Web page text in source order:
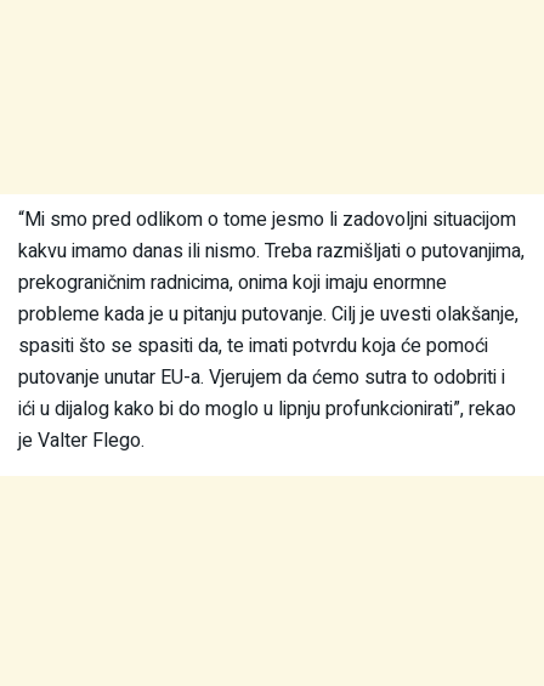
“Mi smo pred odlikom o tome jesmo li zadovoljni situacijom
kakvu imamo danas ili nismo. Treba razmišljati o putovanjima,
prekograničnim radnicima, onima koji imaju enormne
probleme kada je u pitanju putovanje. Cilj je uvesti olakšanje,
spasiti što se spasiti da, te imati potvrdu koja će pomoći
putovanje unutar EU-a. Vjerujem da ćemo sutra to odobriti i
ići u dijalog kako bi do moglo u lipnju profunkcionirati”, rekao
je Valter Flego.